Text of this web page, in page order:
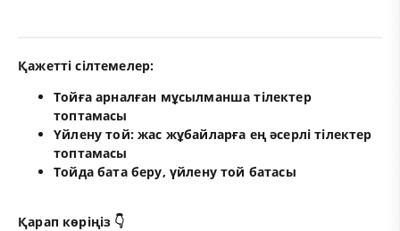
Қажетті сілтемелер:
Тойға арналған мұсылманша тілектер
топтамасы
Үйлену той: жас жұбайларға ең әсерлі тілектер
топтамасы
Тойда бата беру, үйлену той батасы
Қарап көріңіз 👇